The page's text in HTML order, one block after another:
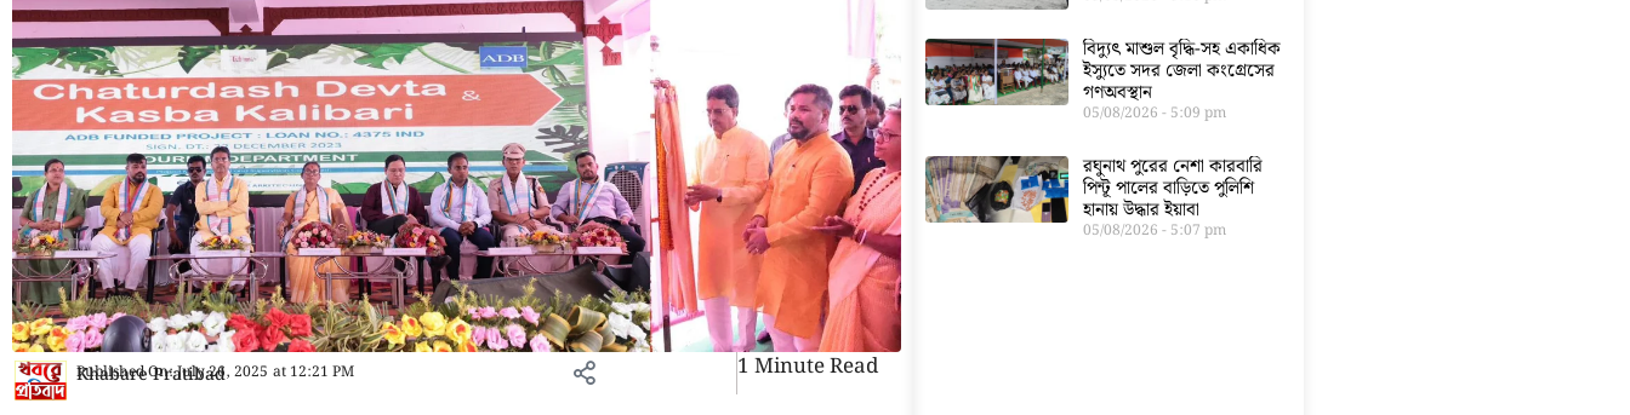
Khabare Pratibad
Published On:July 26, 2025 at 12:21 PM
1 Minute Read
বিদ্যুৎ মাশুল বৃদ্ধি-সহ একাধিক
ইস্যুতে সদর জেলা কংগ্রেসের
গণঅবস্থান
05/08/2026 5:09 pm
রঘুনাথ পুরের নেশা কারবারি
পিন্টূ পালের বাড়িতে পুলিশি
হানায় উদ্ধার ইয়াবা
05/08/2026 5:07 pm